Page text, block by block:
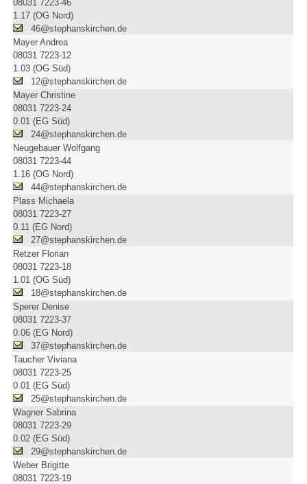
08031 7223-46
1.17 (OG Nord)
46@stephanskirchen.de
Mayer Andrea
08031 7223-12
1.03 (OG Süd)
12@stephanskirchen.de
Mayer Christine
08031 7223-24
0.01 (EG Süd)
24@stephanskirchen.de
Neugebauer Wolfgang
08031 7223-44
1.16 (OG Nord)
44@stephanskirchen.de
Plass Michaela
08031 7223-27
0.11 (EG Nord)
27@stephanskirchen.de
Retzer Florian
08031 7223-18
1.01 (OG Süd)
18@stephanskirchen.de
Sperer Denise
08031 7223-37
0.06 (EG Nord)
37@stephanskirchen.de
Taucher Viviana
08031 7223-25
0.01 (EG Süd)
25@stephanskirchen.de
Wagner Sabrina
08031 7223-29
0.02 (EG Süd)
29@stephanskirchen.de
Weber Brigitte
08031 7223-19